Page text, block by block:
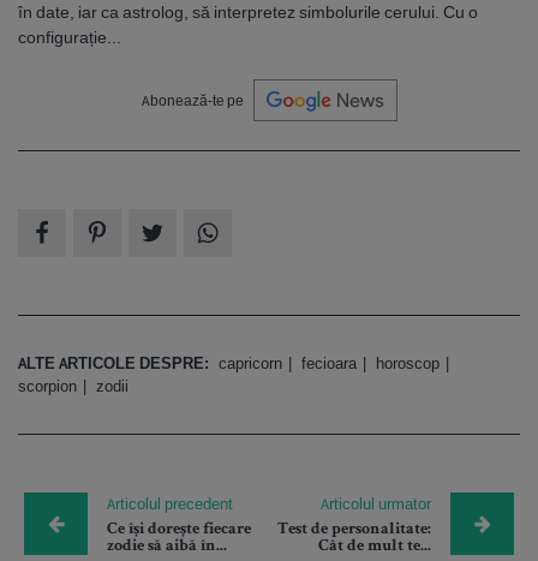
în date, iar ca astrolog, să interpretez simbolurile cerului. Cu o
configurație...
Abonează-te pe
ALTE ARTICOLE DESPRE: capricorn fecioara
horoscop
scorpion
zodii
Articolul precedent
Ce își dorește fiecare
zodie să aibă în...
Articolul urmator
Test de personalitate:
Cât de mult te...